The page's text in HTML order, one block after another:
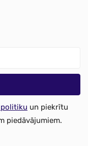
un piekrītu
piedāvājumiem.